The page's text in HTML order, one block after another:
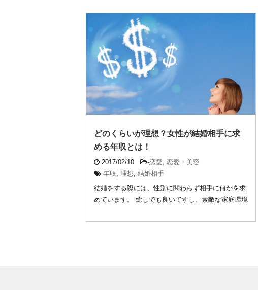
どのくらいが理想？女性が結婚相手に求
める年収とは！
2017/02/10 -恋愛, 恋愛・美容
年収, 理想, 結婚相手
結婚をする際には、性別に関わらず相手に何かを求
めています。 癒しでも良いですし、素敵な家庭環境